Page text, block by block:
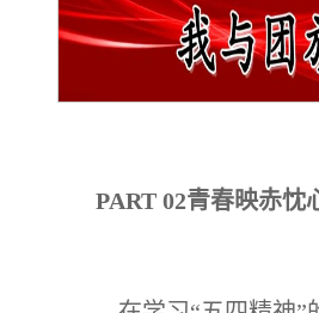
PART 02青春映赤忱